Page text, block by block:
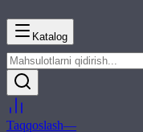
Katalog
Taqqoslash—